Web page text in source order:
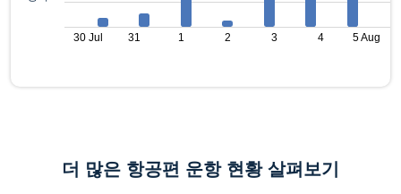
30 Jul 31 1 2 3 4 5 Aug
더 많은 항공편 운항 현황 살펴보기